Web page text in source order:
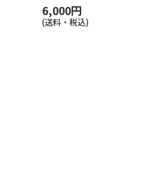
6,000円
(送料・税込)